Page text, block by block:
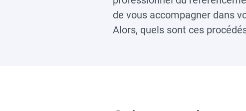
de vous accompagner dans
Alors, quels sont ces